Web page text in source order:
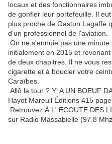
locaux et des fonctionnaires
de gonfler leur portefeuille. Il
plus proche de Gaston Lagaffe
d'un professionnel de l'aviation.
On ne s'ennuie pas une
initialement en 2015 et
de deux chapitres. Il ne vous
cigarette et à boucler votre
Caraïbes.
Allô la tour ? Y' A UN BOEUF
Hayot Mareuil Éditions 415
Retrouvez À L' ÉCOUTE DES
sur Radio Massabielle (97.8